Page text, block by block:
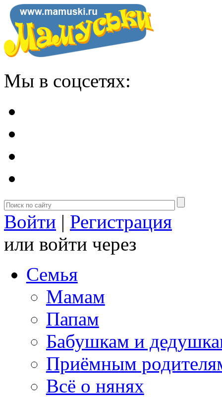
Мы в соцсетях:
Войти | Регистрация
или войти через
Семья
Мамам
Папам
Бабушкам и
Приёмным
Всё о нянях